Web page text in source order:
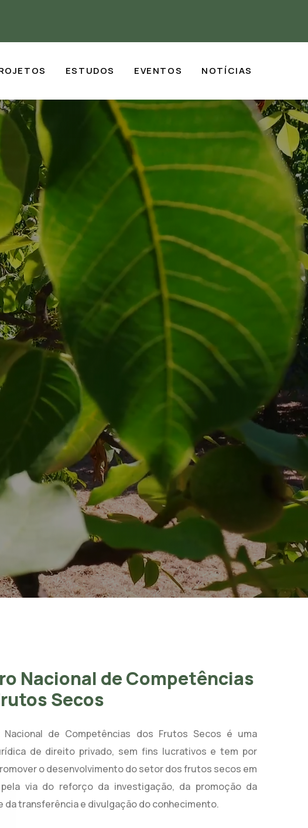
ESTUDOS EVENTOS NOTÍCIAS
Nacional de Competências
Secos
Nacional de Competências dos Frutos Secos é uma
de direito privado, sem fins lucrativos e tem por
o desenvolvimento do setor dos frutos secos em
via do reforço da investigação, da promoção da
da transferência e divulgação do conhecimento.